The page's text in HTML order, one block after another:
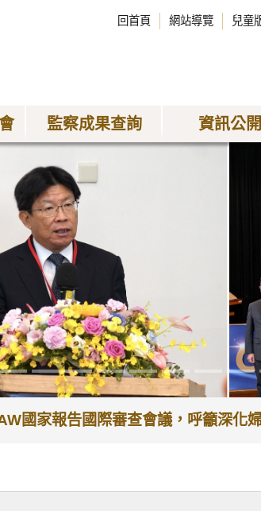
回首頁 網站導覽 兒童
監察成果查詢 資訊公開
退休人員，頒贈獎章及紀念品，感